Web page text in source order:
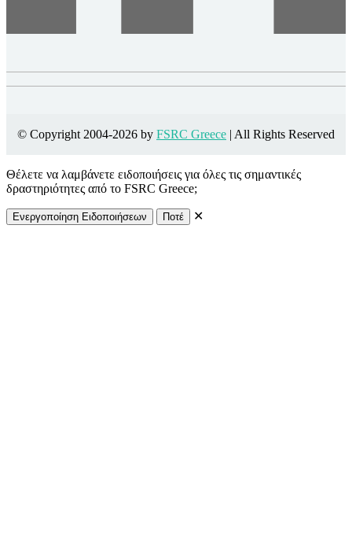
© Copyright 2004-2026 by FSRC Greece | All Rights Reserved
Θέλετε να λαμβάνετε ειδοποιήσεις για όλες τις σημαντικές
δραστηριότητες από το FSRC Greece;
Ενεργοποίηση Ειδοποιήσεων Ποτέ ✕